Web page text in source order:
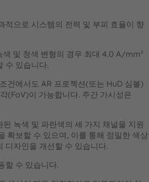
적으로 시스템의 전력 및 부피 효율이 향
및 청색 변형의 경우 최대 4.0 A/mm²
수 있습니다.
건에서도 AR 프로젝션(또는 HuD 심볼)
(FoV)이 가능합니다. 주간 가시성은
녹색 및 파란색의 세 가지 채널을 지원
확보할 수 있으며, 이를 통해 정밀한 색상
디자인을 개선할 수 있습니다.
할 수 있습니다.